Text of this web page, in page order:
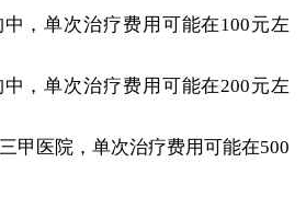
，单次治疗费用可能在100元左
，单次治疗费用可能在200元左
甲医院，单次治疗费用可能在500